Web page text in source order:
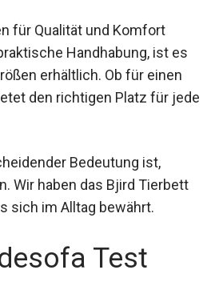
für Qualität und Komfort
Handhabung, ist es
erhältlich. Ob für einen
den richtigen Platz für jede
Bedeutung ist,
Wir haben das Bjird Tierbett
sich im Alltag bewährt.
Test